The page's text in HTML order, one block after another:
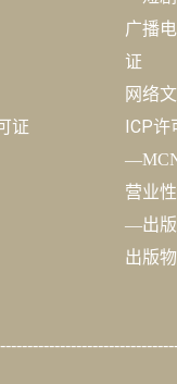
证
广播
证
网络
ICP许
营业
—出版
出版